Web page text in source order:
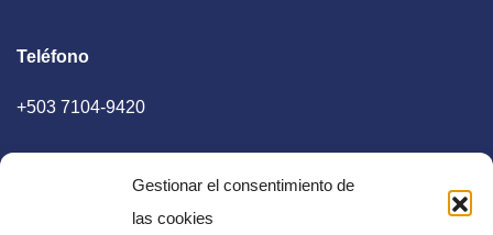
Gestionar el consentimiento de
las cookies
Teléfono
+503 7104-9420